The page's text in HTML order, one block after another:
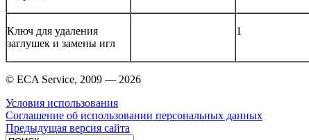
Ключ для удаления
заглушек и замены игл
1
© ECA Service, 2009 — 2026
Условия использования
Соглашение об использовании персональных данных
Предыдущая версия сайта